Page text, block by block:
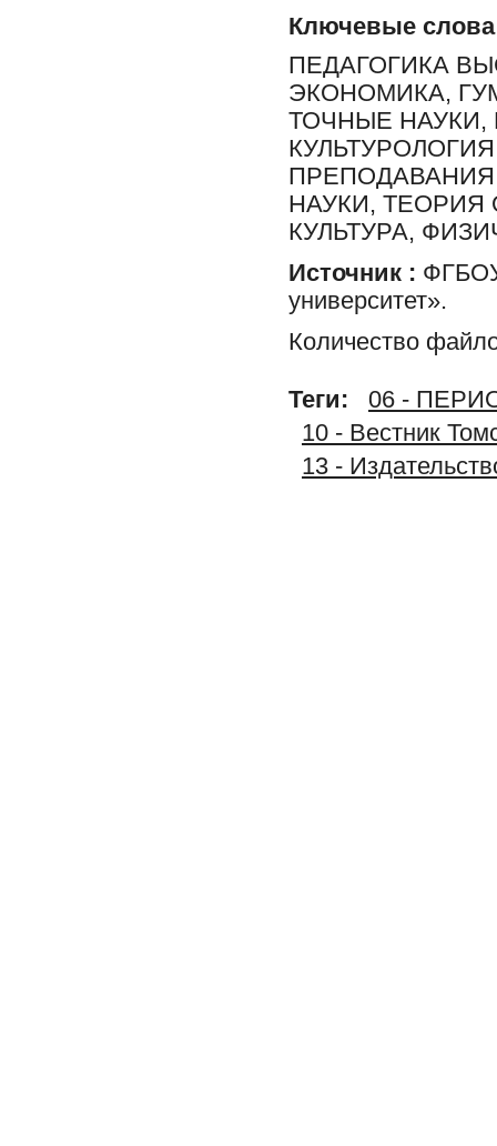
Ключевые слова
ПЕДАГОГИКА
ЭКОНОМИКА,
ТОЧНЫЕ
НАУКИ,
КУЛЬТУРА,
Источник : ФГБОУ
университет».
Количество
Теги:
06 -
10 - Вестник
13 -